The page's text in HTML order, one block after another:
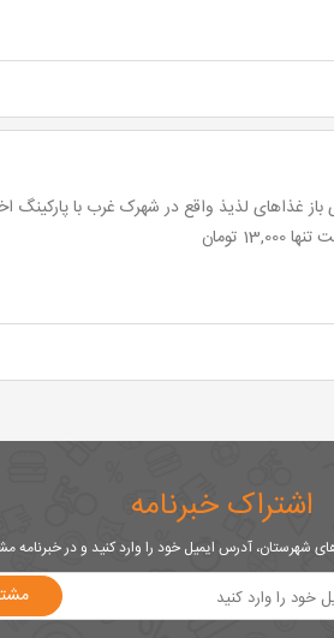
اشتراک خبرنامه
شهرستان، آدرس ایمیل خود را وارد کنید و در خبرنامه